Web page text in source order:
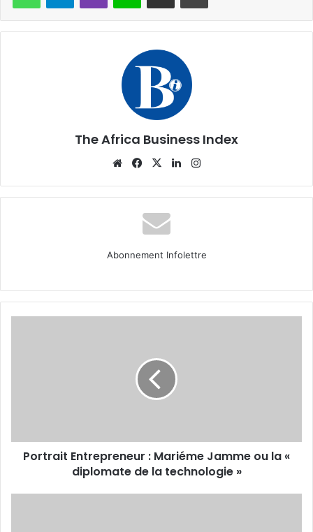
The Africa Business Index
WebsiteFacebook
X Linkedin
Abonnement Infolettre
diplomate
Portrait Entrepreneur : Mariéme Jamme ou la «
diplomate de la technologie »